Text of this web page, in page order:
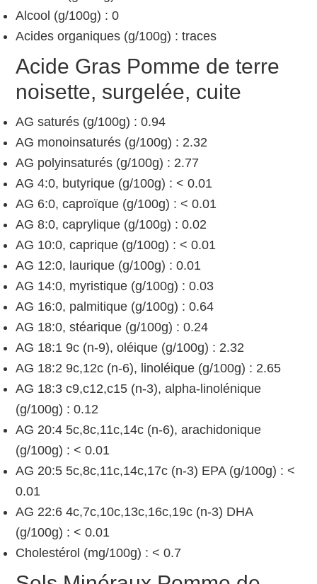
Alcool (g/100g) : 0
Acides organiques (g/100g) : traces
Acide Gras Pomme de terre
noisette, surgelée, cuite
AG saturés (g/100g) : 0.94
AG monoinsaturés (g/100g) : 2.32
AG polyinsaturés (g/100g) : 2.77
AG 4:0, butyrique (g/100g) : < 0.01
AG 6:0, caproïque (g/100g) : < 0.01
AG 8:0, caprylique (g/100g) : 0.02
AG 10:0, caprique (g/100g) : < 0.01
AG 12:0, laurique (g/100g) : 0.01
AG 14:0, myristique (g/100g) : 0.03
AG 16:0, palmitique (g/100g) : 0.64
AG 18:0, stéarique (g/100g) : 0.24
AG 18:1 9c (n-9), oléique (g/100g) : 2.32
AG 18:2 9c,12c (n-6), linoléique (g/100g) : 2.65
AG 18:3 c9,c12,c15 (n-3), alpha-linolénique
(g/100g) : 0.12
AG 20:4 5c,8c,11c,14c (n-6), arachidonique
(g/100g) : < 0.01
AG 20:5 5c,8c,11c,14c,17c (n-3) EPA (g/100g) : <
0.01
AG 22:6 4c,7c,10c,13c,16c,19c (n-3) DHA
(g/100g) : < 0.01
Cholestérol (mg/100g) : < 0.7